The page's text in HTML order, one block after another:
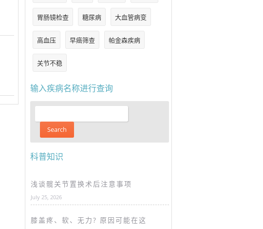
胃肠镜检查 糖尿病 大血管病变
高血压 早癌筛查 帕金森疾病
关节不稳
输入疾病名称进行查询
科普知识
浅谈髋关节置换术后注意事项
July 25, 2026
膝盖疼、软、无力? 原因可能在这